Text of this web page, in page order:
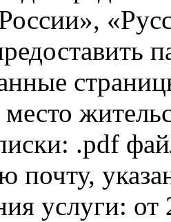
.pdf
почту,
услуги: от